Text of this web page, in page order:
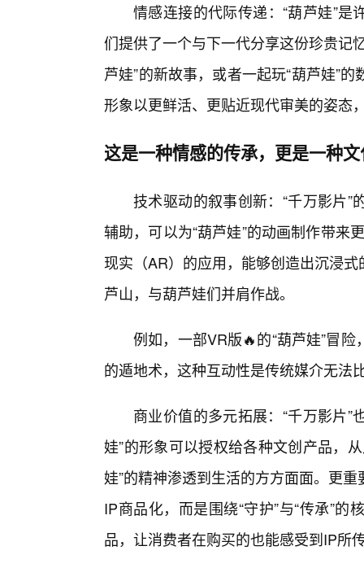
情感连接的代际传递：“葫芦娃”是
们提供了一个与下一代分享这份珍贵记
芦娃”的新故事，或者一起玩“葫芦娃”
形象以更鲜活、更贴近现代审美的姿态
这是一种情感的传承，更是一种
技术驱动的叙事创新：“千万影片
辅助，可以为“葫芦娃”的动画制作带来
现实（AR）的应用，能够创造出沉浸
芦山，与葫芦娃们并肩作战。
例如，一部VR版🔥的“葫芦娃”冒
的遁地术，这种互动性是传统媒介无法
商业价值的多元拓展：“千万影片”
娃”的形象可以授权给各种文创产品，
娃”的精神渗透到生活的方方面面。更
IP商品化，而是围绕“守护”与“传承”
品，让消费者在购买的也能感受到IP所